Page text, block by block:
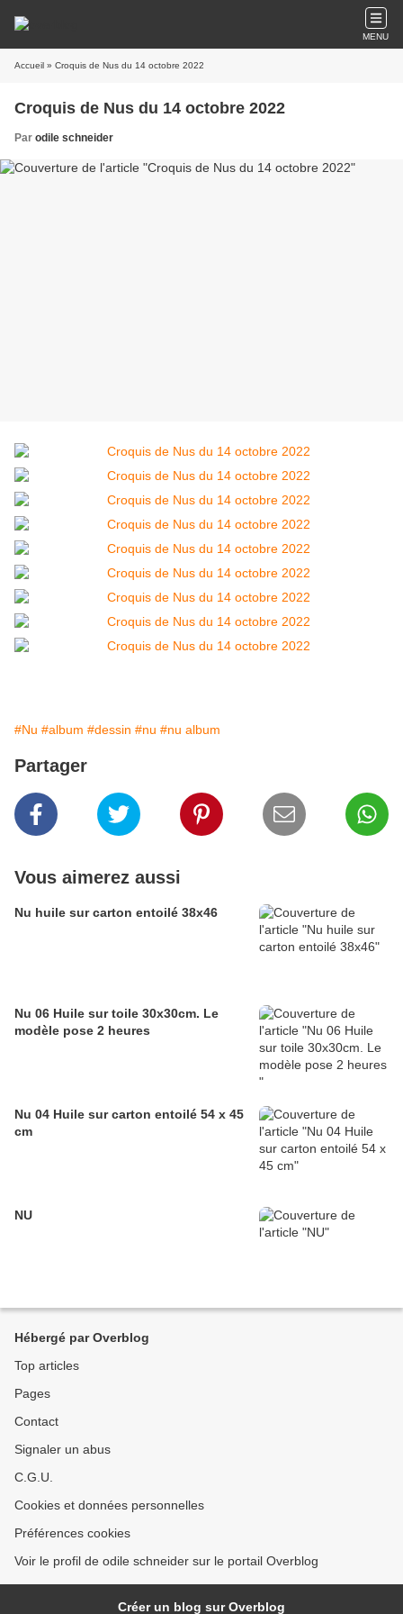
MENU
Accueil » Croquis de Nus du 14 octobre 2022
Croquis de Nus du 14 octobre 2022
Par odile schneider
#Nu #album #dessin #nu #nu album
Partager
Vous aimerez aussi
Nu huile sur carton entoilé 38x46
Nu 06 Huile sur toile 30x30cm. Le
modèle pose 2 heures
Nu 04 Huile sur carton entoilé 54 x 45
cm
NU
Hébergé par Overblog
Top articles
Pages
Contact
Signaler un abus
C.G.U.
Cookies et données personnelles
Préférences cookies
Voir le profil de odile schneider sur le portail Overblog
Créer un blog sur Overblog